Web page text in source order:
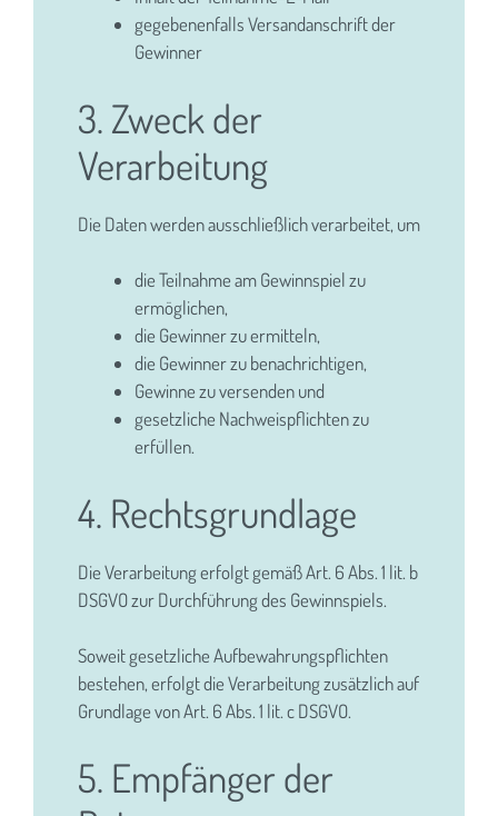
gegebenenfalls Versandanschrift der
Gewinner
3. Zweck der
Verarbeitung
Die Daten werden ausschließlich verarbeitet, um
die Teilnahme am Gewinnspiel zu
ermöglichen,
die Gewinner zu ermitteln,
die Gewinner zu benachrichtigen,
Gewinne zu versenden und
gesetzliche Nachweispflichten zu
erfüllen.
4. Rechtsgrundlage
Die Verarbeitung erfolgt gemäß Art. 6 Abs. 1 lit. b
DSGVO zur Durchführung des Gewinnspiels.
Soweit gesetzliche Aufbewahrungspflichten
bestehen, erfolgt die Verarbeitung zusätzlich auf
Grundlage von Art. 6 Abs. 1 lit. c DSGVO.
5. Empfänger der